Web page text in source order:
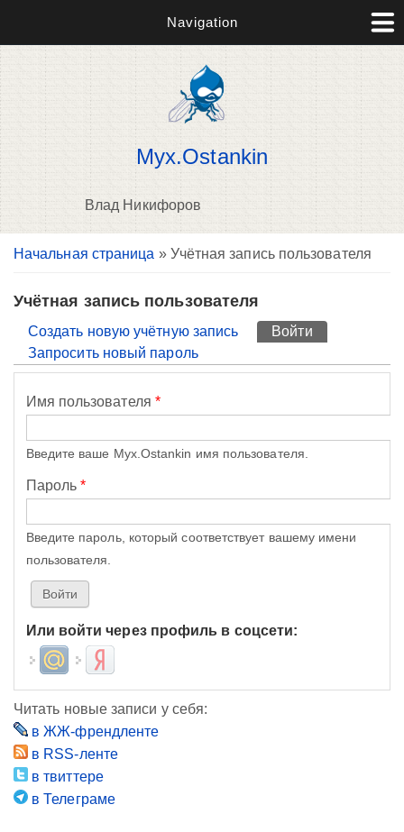
Navigation
Myx.Ostankin
Влад Никифоров
Вы здесь
Начальная страница » Учётная запись пользователя
Учётная запись пользователя
Главные вкладки
Создать новую учётную запись Войти
Запросить новый пароль
Имя пользователя *
Введите ваше Myx.Ostankin имя пользователя.
Пароль*
Введите пароль, который соответствует вашему имени
пользователя.
Или войти через профиль в соцсети:
Login with Mail.ruLogin with Яндекс
Читать новые записи у себя:
в ЖЖ-френдленте
в RSS-ленте
в твиттере
в Телеграме